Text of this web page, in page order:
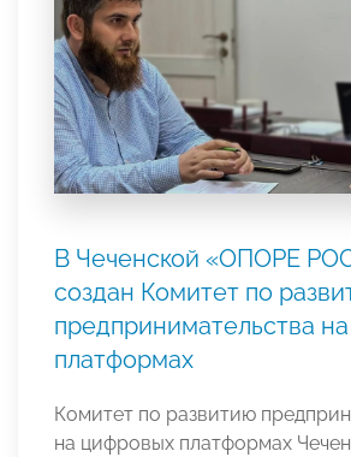
В Чеченской «ОПОРЕ
создан Комитет по
предпринимательства
платформах
Комитет по развитию
на цифровых платформах